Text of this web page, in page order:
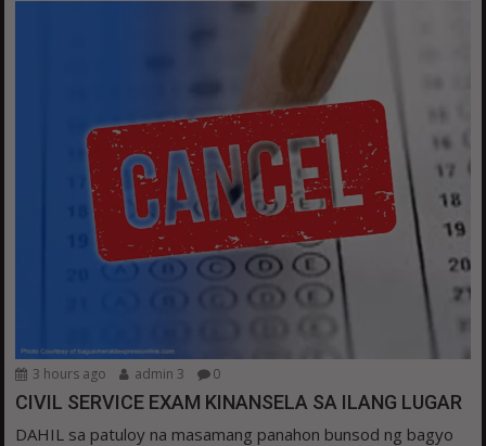
3 hours ago admin 3 0
CIVIL SERVICE EXAM KINANSELA SA ILANG LUGAR
DAHIL sa patuloy na masamang panahon bunsod ng bagyo